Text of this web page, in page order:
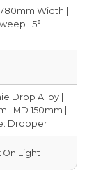
Width |
| 5°
Drop Alloy |
| MD 150mm |
Dropper
On Light